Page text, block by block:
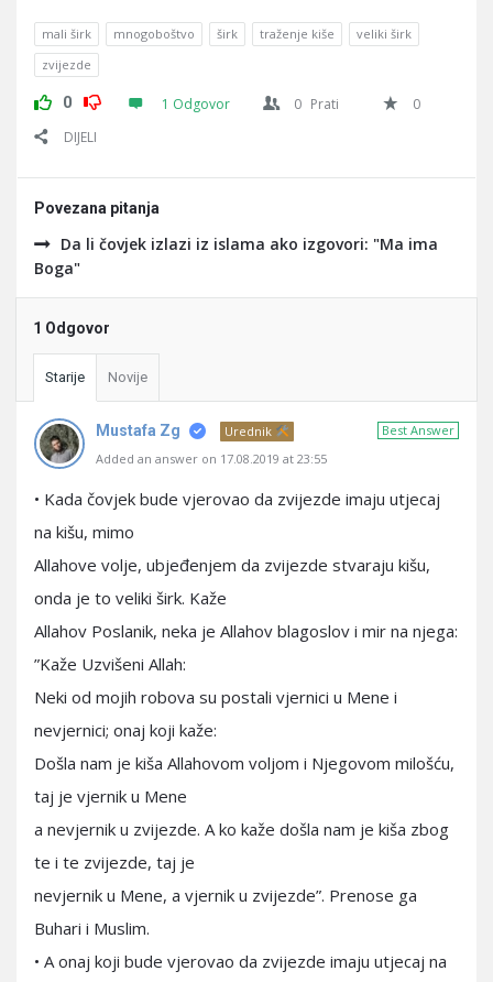
mali širk mnogoboštvo širk traženje kiše
veliki širk
zvijezde
0 1 Odgovor 0 Prati
0
DIJELI
Povezana pitanja
Da li čovjek izlazi iz islama ako izgovori: "Ma ima
Boga"
1 Odgovor
Starije Novije
Best Answer
Mustafa Zg
Urednik
Added an answer on 17.08.2019 at 23:55
• Kada čovjek bude vjerovao da zvijezde imaju utjecaj
na kišu, mimo
Allahove volje, ubjeđenjem da zvijezde stvaraju kišu,
onda je to veliki širk. Kaže
Allahov Poslanik, neka je Allahov blagoslov i mir na njega:
”Kaže Uzvišeni Allah:
Neki od mojih robova su postali vjernici u Mene i
nevjernici; onaj koji kaže:
Došla nam je kiša Allahovom voljom i Njegovom milošću,
taj je vjernik u Mene
a nevjernik u zvijezde. A ko kaže došla nam je kiša zbog
te i te zvijezde, taj je
nevjernik u Mene, a vjernik u zvijezde”. Prenose ga
Buhari i Muslim.
• A onaj koji bude vjerovao da zvijezde imaju utjecaj na